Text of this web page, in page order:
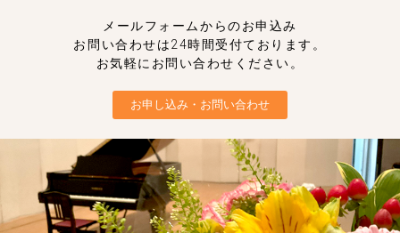
メールフォームからのお申込み
お問い合わせは24時間受付ております。
お気軽にお問い合わせください。
お申し込み・お問い合わせ